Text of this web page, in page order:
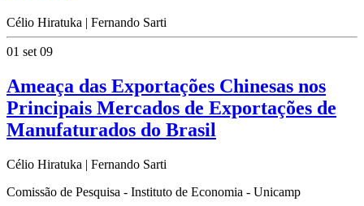
Célio Hiratuka | Fernando Sarti
01 set 09
Ameaça das Exportações Chinesas nos
Principais Mercados de Exportações de
Manufaturados do Brasil
Célio Hiratuka | Fernando Sarti
Comissão de Pesquisa - Instituto de Economia - Unicamp